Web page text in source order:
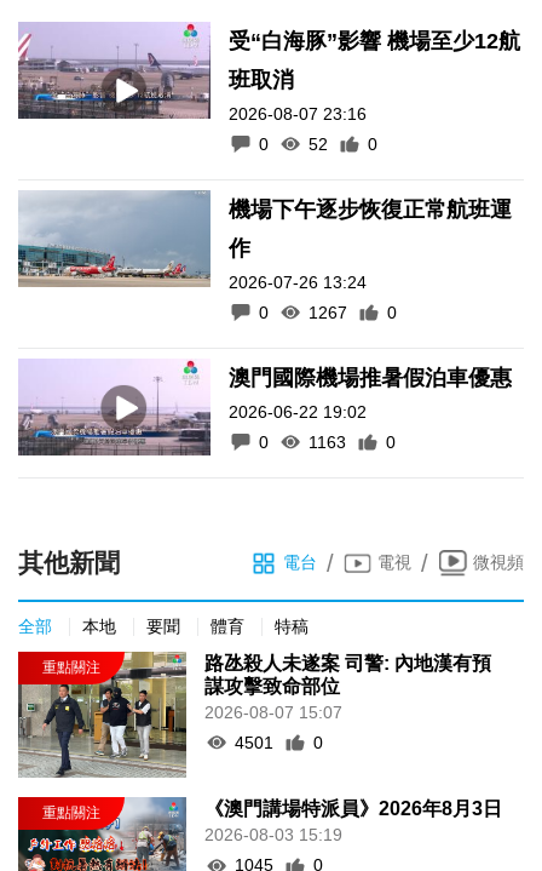
受“白海豚”影響 機場至少12航
班取消
2026-08-07 23:16
0
52 0
機場下午逐步恢復正常航班運
作
2026-07-26 13:24
0
1267 0
澳門國際機場推暑假泊車優惠
2026-06-22 19:02
0
1163 0
其他新聞 電台 / 電視 / 微視頻
全部 本地 要聞 體育 特稿
路氹殺人未遂案 司警: 內地漢有預
謀攻擊致命部位
2026-08-07 15:07
4501
0
《澳門講場特派員》2026年8月3日
2026-08-03 15:19
1045
0